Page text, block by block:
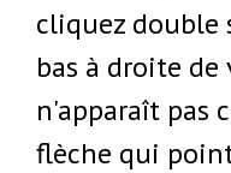
cliquez double
bas à droite
n'apparaît pas
flèche qui